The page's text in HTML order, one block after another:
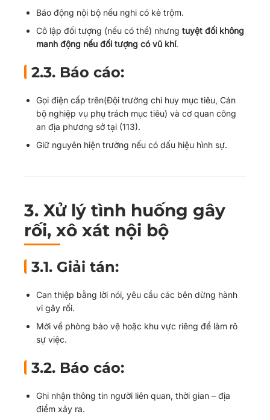
Báo động nội bộ nếu nghi có kẻ trộm.
Cô lập đối tượng (nếu có thể) nhưng tuyệt đối không
manh động nếu đối tượng có vũ khí.
2.3. Báo cáo:
Gọi điện cấp trên(Đội trưởng chỉ huy mục tiêu, Cán
bộ nghiệp vụ phụ trách mục tiêu) và cơ quan công
an địa phương sở tại (113).
Giữ nguyên hiện trường nếu có dấu hiệu hình sự.
3. Xử lý tình huống gây
rối, xô xát nội bộ
3.1. Giải tán:
Can thiệp bằng lời nói, yêu cầu các bên dừng hành
vi gây rối.
Mời về phòng bảo vệ hoặc khu vực riêng để làm rõ
sự việc.
3.2. Báo cáo:
Ghi nhận thông tin người liên quan, thời gian – địa
điểm xảy ra.